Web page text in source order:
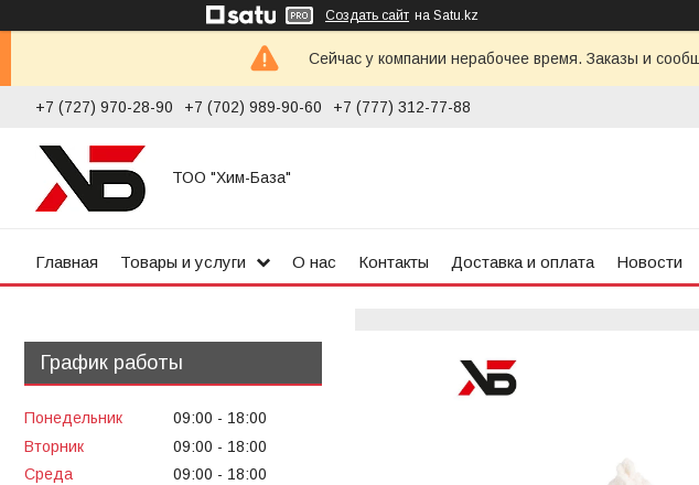
Создать сайт на Satu.kz
Сейчас у компании нерабочее время. Заказы и
+7 (727) 970-28-90 +7 (702) 989-90-60 +7 (777) 312-77-88
ТОО "Хим-База"
Главная Товары и услуги О нас Контакты Доставка и оплата Новости
График работы
Понедельник 09:00
18:00
Вторник
09:00
18:00
Среда
09:00
18:00